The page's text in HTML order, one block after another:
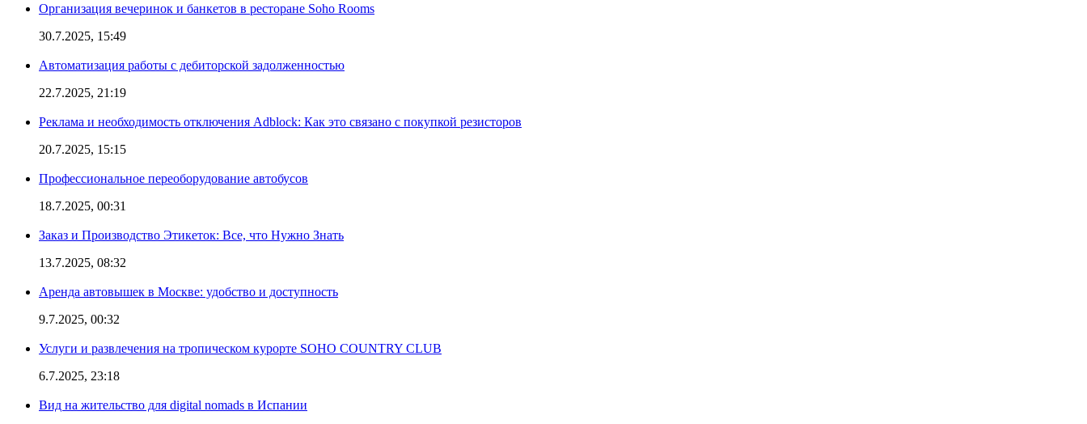
Организация вечеринок и банкетов в ресторане Soho Rooms
30.7.2025, 15:49
Автоматизация работы с дебиторской задолженностью
22.7.2025, 21:19
Реклама и необходимость отключения Adblock: Как это связано с покупкой резисторов
20.7.2025, 15:15
Профессиональное переоборудование автобусов
18.7.2025, 00:31
Заказ и Производство Этикеток: Все, что Нужно Знать
13.7.2025, 08:32
Аренда автовышек в Москве: удобство и доступность
9.7.2025, 00:32
Услуги и развлечения на тропическом курорте SOHO COUNTRY CLUB
6.7.2025, 23:18
Вид на жительство для digital nomads в Испании